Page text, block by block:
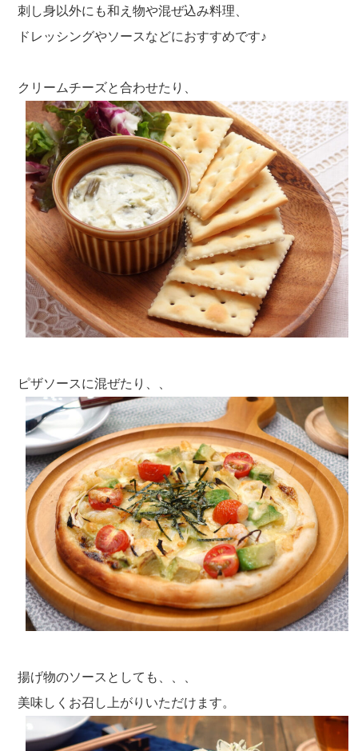
刺し身以外にも和え物や混ぜ込み料理、
ドレッシングやソースなどにおすすめです♪
クリームチーズと合わせたり、
ピザソースに混ぜたり、、
揚げ物のソースとしても、、、
美味しくお召し上がりいただけます。